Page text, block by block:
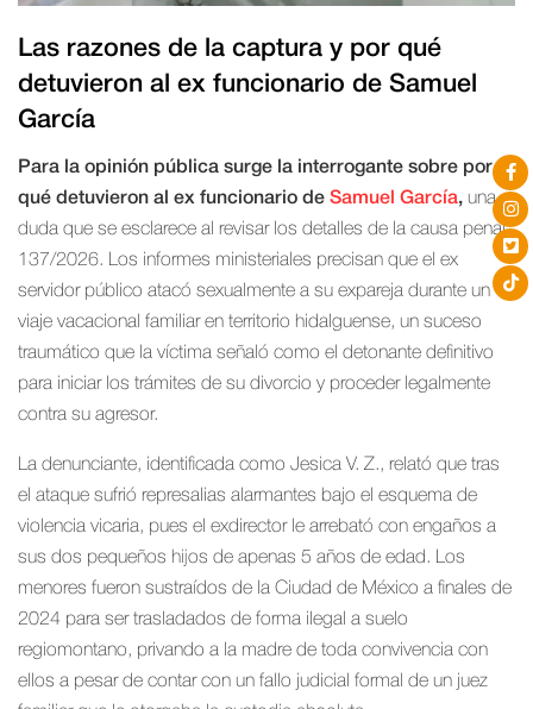
Las razones de la captura y por qué
detuvieron al ex funcionario de Samuel
García
Para la opinión pública surge la interrogante sobre por
qué detuvieron al ex funcionario de Samuel García, una
duda que se esclarece al revisar los detalles de la causa penal
137/2026. Los informes ministeriales precisan que el ex
servidor público atacó sexualmente a su expareja durante un
viaje vacacional familiar en territorio hidalguense, un suceso
traumático que la víctima señaló como el detonante definitivo
para iniciar los trámites de su divorcio y proceder legalmente
contra su agresor.
La denunciante, identificada como Jesica V. Z., relató que tras
el ataque sufrió represalias alarmantes bajo el esquema de
violencia vicaria, pues el exdirector le arrebató con engaños a
sus dos pequeños hijos de apenas 5 años de edad. Los
menores fueron sustraídos de la Ciudad de México a finales de
2024 para ser trasladados de forma ilegal a suelo
regiomontano, privando a la madre de toda convivencia con
ellos a pesar de contar con un fallo judicial formal de un juez